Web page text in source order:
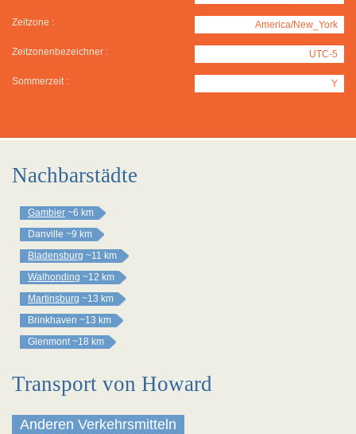
Zeitzone : America/New_York
Zeitzonenbezeichner : UTC-5
Sommerzeit : Y
Nachbarstädte
Gambier ~6 km
Danville ~9 km
Bladensburg ~11 km
Walhonding ~12 km
Martinsburg ~13 km
Brinkhaven ~13 km
Glenmont ~18 km
Transport von Howard
Anderen Verkehrsmitteln